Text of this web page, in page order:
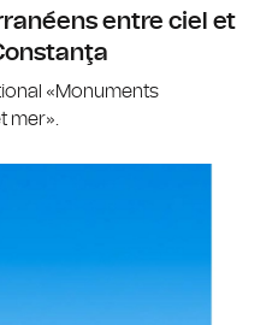
entre ciel et
«Monuments
mer».